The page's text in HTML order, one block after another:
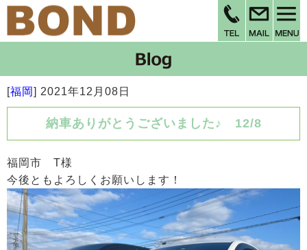
[福岡] 2021年12月08日
納車ありがとうございました♪ 12/8
福岡市 T様
今後ともよろしくお願いします！